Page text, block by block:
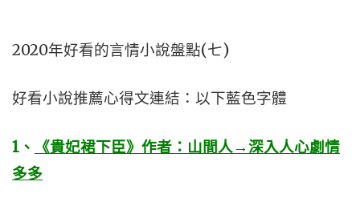
2020年好看的言情小說盤點(七)
好看小說推薦心得文連結：以下藍色字體
1 、
《貴妃裙下臣》作者：山間人→深入人心劇情
多多